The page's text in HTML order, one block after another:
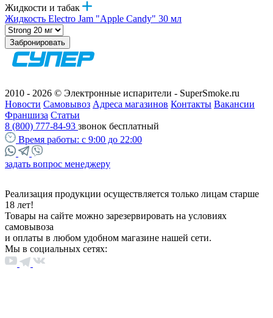
Жидкости и табак
Жидкость Electro Jam "Apple Candy" 30 мл
Забронировать
2010 - 2026 © Электронные испарители - SuperSmoke.ru
Новости Самовывоз Адреса магазинов Контакты Вакансии
Франшиза Статьи
8 (800) 777-84-93 звонок бесплатный
Время работы: с 9:00 до 22:00
задать вопрос менеджеру
Реализация продукции осуществляется только лицам старше
18 лет!
Товары на сайте можно зарезервировать на условиях
самовывоза
и оплаты в любом удобном магазине нашей сети.
Мы в социальных сетях: